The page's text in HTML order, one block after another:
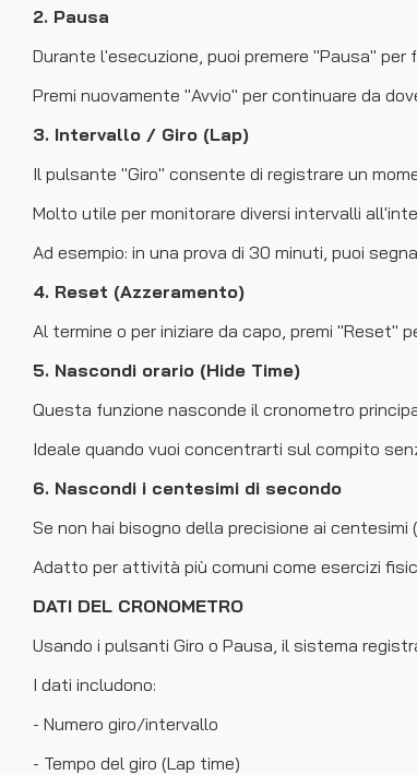
2. Pausa
Durante l'esecuzione, puoi premere "Pausa" per
Premi nuovamente "Avvio" per continuare da
3. Intervallo / Giro (Lap)
Il pulsante "Giro" consente di registrare un
Molto utile per monitorare diversi intervalli
Ad esempio: in una prova di 30 minuti, puoi
4. Reset (Azzeramento)
Al termine o per iniziare da capo, premi
5. Nascondi orario (Hide Time)
Questa funzione nasconde il cronometro
Ideale quando vuoi concentrarti sul compito
6. Nascondi i centesimi di secondo
Se non hai bisogno della precisione ai
Adatto per attività più comuni come esercizi
DATI DEL CRONOMETRO
Usando i pulsanti Giro o Pausa, il sistema
I dati includono:
- Numero giro/intervallo
- Tempo del giro (Lap time)